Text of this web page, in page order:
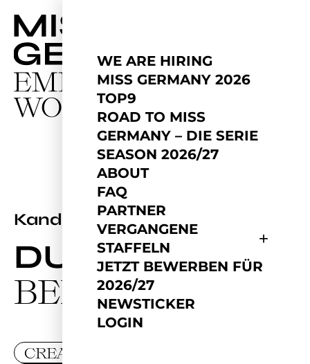
WE ARE HIRING
MISS GERMANY 2026
TOP9
ROAD TO MISS
GERMANY – DIE SERIE
SEASON 2026/27
ABOUT
FAQ
PARTNER
VERGANGENE
STAFFELN
JETZT BEWERBEN FÜR
2026/27
NEWSTICKER
LOGIN
Kandidatin2023
DUNJA
BEN SAAD
CREATIVITY